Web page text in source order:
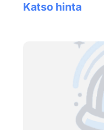
Katso hinta